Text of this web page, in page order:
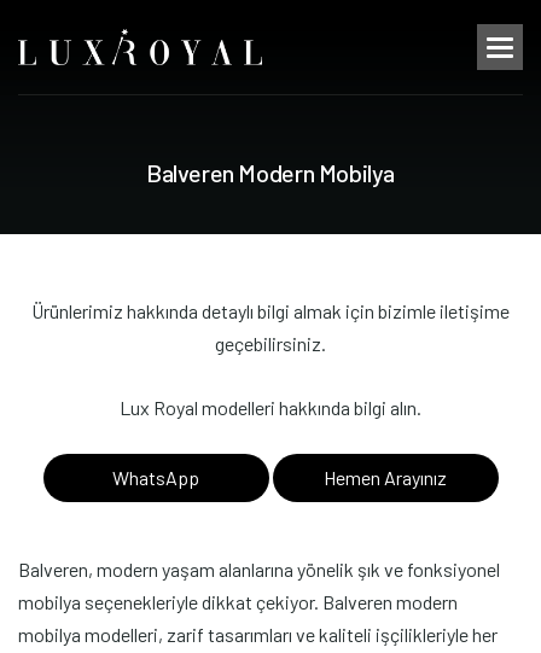
Balveren Modern Mobilya
Ürünlerimiz hakkında detaylı bilgi almak için bizimle iletişime
geçebilirsiniz.
Lux Royal modelleri hakkında bilgi alın.
WhatsApp Hemen Arayınız
Balveren, modern yaşam alanlarına yönelik şık ve fonksiyonel
mobilya seçenekleriyle dikkat çekiyor. Balveren modern
mobilya modelleri, zarif tasarımları ve kaliteli işçilikleriyle her